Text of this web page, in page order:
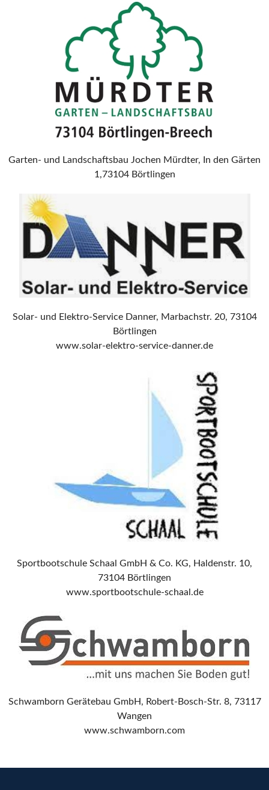
Garten- und Landschaftsbau Jochen Mürdter, In den Gärten
1,73104 Börtlingen
Solar- und Elektro-Service Danner, Marbachstr. 20, 73104
Börtlingen
www.solar-elektro-service-danner.de
Sportbootschule Schaal GmbH & Co. KG, Haldenstr. 10,
73104 Börtlingen
www.sportbootschule-schaal.de
Schwamborn Gerätebau GmbH, Robert-Bosch-Str. 8, 73117
Wangen
www.schwamborn.com